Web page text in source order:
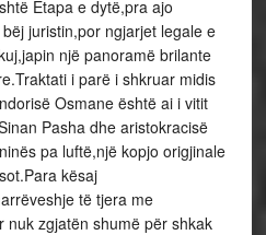
Etapa e dytë,pra ajo
juristin,por ngjarjet legale e
një panoramë brilante
i parë i shkruar midis
Osmane është ai i vitit
Pasha dhe aristokracisë
pa luftë,një kopjo origjinale
kësaj
të tjera me
nuk zgjatën shumë për shkak